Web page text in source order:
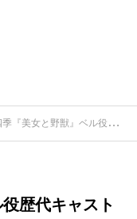
野獣』ベル役歴代キャストは誰？名女優たちの歌声と魅力に迫る
歴代キャスト